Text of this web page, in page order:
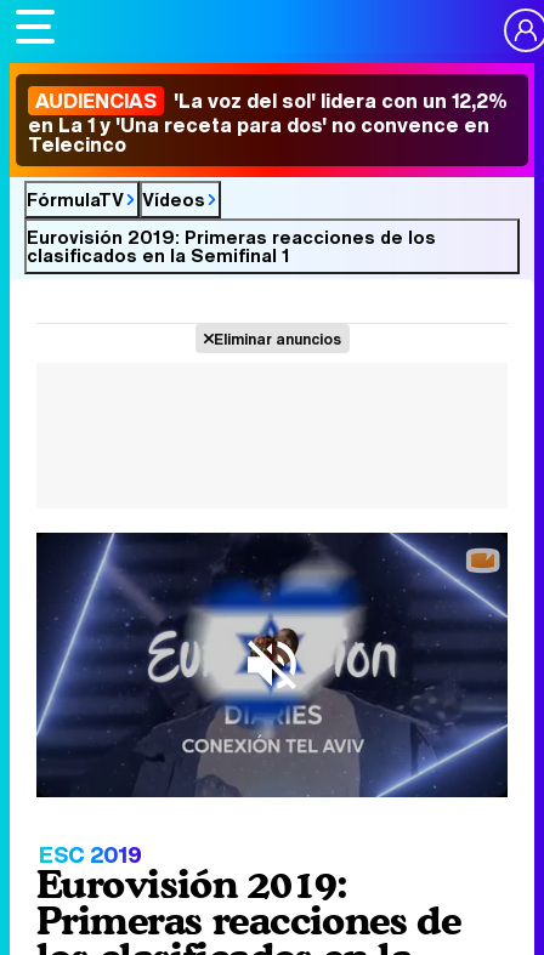
AUDIENCIAS 'La voz del sol' lidera con un 12,2%
en La 1 y 'Una receta para dos' no convence en
Telecinco
FórmulaTV
Vídeos
Eurovisión 2019: Primeras reacciones de los
clasificados en la Semifinal 1
Eliminar anuncios
/
:
ESC 2019
Eurovisión 2019:
Primeras reacciones de